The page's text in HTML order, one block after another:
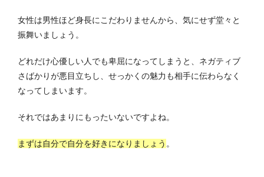
女性は男性ほど身長にこだわりませんから、気にせず堂々と
振舞いましょう。
どれだけ心優しい人でも卑屈になってしまうと、ネガティブ
さばかりが悪目立ちし、せっかくの魅力も相手に伝わらなく
なってしまいます。
それではあまりにもったいないですよね。
まずは自分で自分を好きになりましょう 。